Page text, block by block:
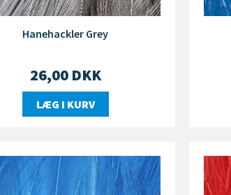
Hanehackler Grey
26,00 DKK
LÆG I KURV